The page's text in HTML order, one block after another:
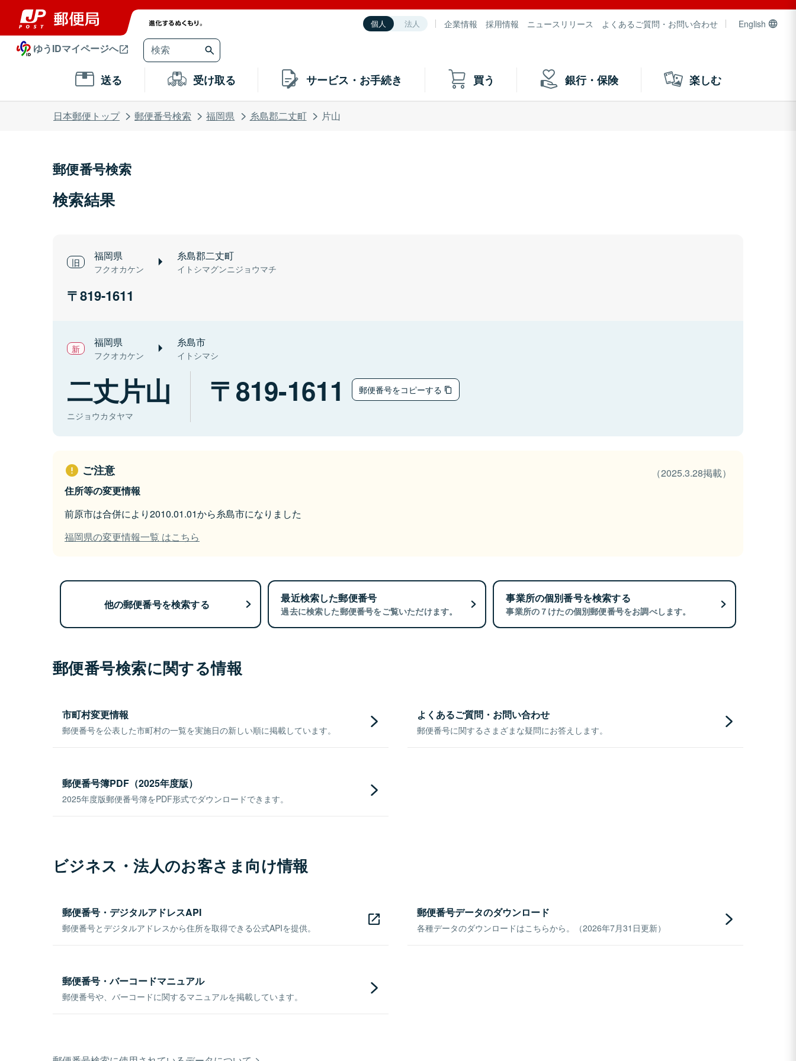
個人 法人 企業情報 採用情報 ニュースリリース よくあるご質問・お問い合わせ English
ゆうIDマイページへ
送る 受け取る サービス・お手続き 買う 銀行・保険 楽しむ
日本郵便トップ 郵便番号検索 福岡県 糸島郡二丈町 片山
郵便番号検索
検索結果
福岡県
フクオカケン
糸島郡二丈町
イトシマグンニジョウマチ
819-1611
福岡県
フクオカケン
糸島市
イトシマシ
二丈片山
ニジョウカタヤマ
819-1611 郵便番号をコピーする
ご注意
（2025.3.28掲載）
住所等の変更情報
前原市は合併により2010.01.01から糸島市になりました
福岡県の変更情報一覧 はこちら
他の郵便番号を検索する 最近検索した郵便番号
過去に検索した郵便番号をご覧いただけます。
事業所の個別番号を検索する
事業所の７けたの個別郵便番号をお調べします。
郵便番号検索に関する情報
市町村変更情報
郵便番号を公表した市町村の一覧を実施日の新しい順に掲載しています。
よくあるご質問・お問い合わせ
郵便番号に関するさまざまな疑問にお答えします。
郵便番号簿PDF（2025年度版）
2025年度版郵便番号簿をPDF形式でダウンロードできます。
ビジネス・法人のお客さま向け情報
郵便番号・デジタルアドレスAPI
郵便番号とデジタルアドレスから住所を取得できる公式APIを提供。
郵便番号データのダウンロード
各種データのダウンロードはこちらから。（2026年7月31日更新）
郵便番号・バーコードマニュアル
郵便番号や、バーコードに関するマニュアルを掲載しています。